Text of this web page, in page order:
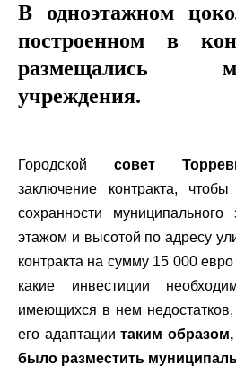
В одноэтажном
построенном в
размещались
учреждения.
Городской совет
заключение контракта,
сохранности
этажом и высотой по адресу
контракта на сумму 15 000 евро
какие инвестиции
имеющихся в нем
его адаптациитаким
было разместить